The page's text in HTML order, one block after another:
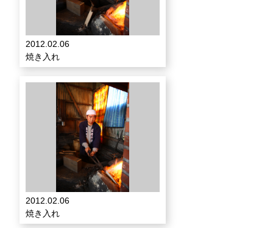
2012.02.06
焼き入れ
2012.02.06
焼き入れ